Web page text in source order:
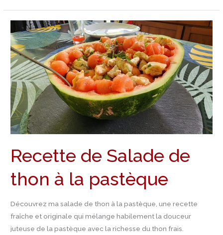
Recette de Salade de
thon à la pastèque
Découvrez ma salade de thon à la pastèque, une recette
fraîche et originale qui mélange habilement la douceur
juteuse de la pastèque avec la richesse du thon frais.
Recette
de
Salade
de
thon
à
la
pastèque